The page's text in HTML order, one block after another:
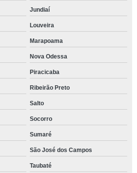
Jundiaí
Louveira
Marapoama
Nova Odessa
Piracicaba
Ribeirão Preto
Salto
Socorro
Sumaré
São José dos Campos
Taubaté